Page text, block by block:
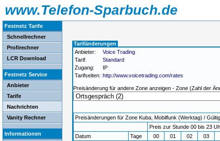
www.Telefon-Sparbuch.de
Festnetz Tarife
Schnellrechner
Profirechner
LCR Download
Festnetz Service
Anbieter
Tarife
Nachrichten
Vanity Rechner
Informationen
Tarifänderungen
Anbieter:
Voice Trading
Tarif:
Standard
Zugang:
IP
Tarifseiten: http://www.voicetrading.com/rates
Preisänderung für andere Zone anzeigen - Zone (Zahl der
Preisänderungen für Zone Kuba, Mobilfunk (Werktag) /
Preis zur Stunde 00 bis 23
Datum
Tage 00 01 02 03